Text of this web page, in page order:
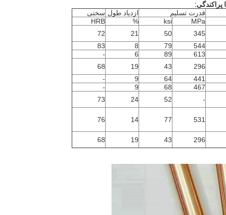
قدرت تسلیم ازدیاد طول سختی
MPa
ksi
%
HRB
345
50
21
72
544
79
8
83
613
89
6
-
296
43
19
68
441
64
9
-
467
68
9
-
-
52
24
73
531
77
14
76
296
43
19
68